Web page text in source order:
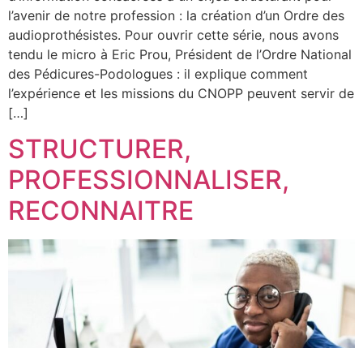
l’avenir de notre profession : la création d’un Ordre des
audioprothésistes. Pour ouvrir cette série, nous avons
tendu le micro à Eric Prou, Président de l’Ordre National
des Pédicures-Podologues : il explique comment
l’expérience et les missions du CNOPP peuvent servir de
[…]
STRUCTURER,
PROFESSIONNALISER,
RECONNAITRE